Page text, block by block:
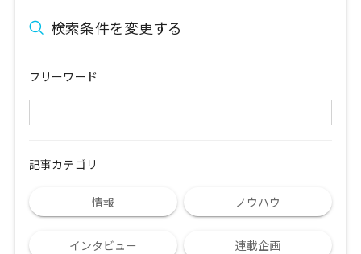
検索条件を変更する
フリーワード
記事カテゴリ
情報 ノウハウ
インタビュー 連載企画